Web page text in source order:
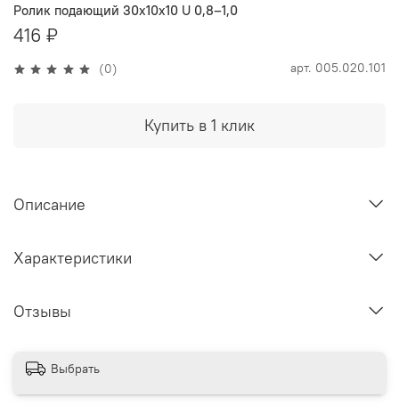
(0) арт. 005.020.101
Ролик подающий 30х10х10 U 0,8–1,0
416 ₽
Купить в 1 клик
Описание
Характеристики
Отзывы
Выбрать